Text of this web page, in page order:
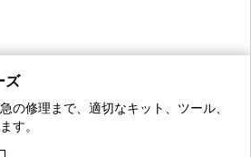
ズ
の修理まで、適切なキット、ツール、
す。